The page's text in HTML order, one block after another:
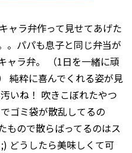
ャラ弁作って見せてあげた
。パパも息子と同じ弁当が
ャラ弁。 （1日を一緒に頑
純粋に喜んでくれる姿が見
いね！ 吹きこぼれたやつ
ゴミ袋が散乱してるの
もので散らばってるのはス
どうしたら美味しくて可